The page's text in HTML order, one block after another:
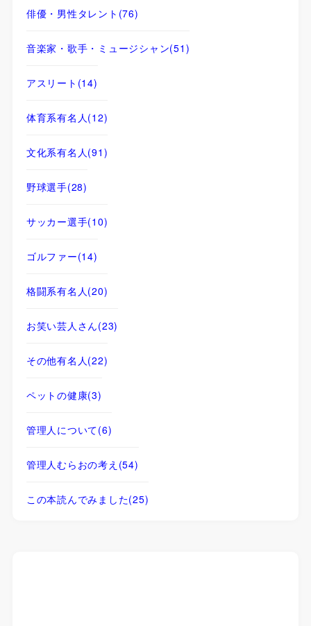
俳優・男性タレント (76)
音楽家・歌手・ミュージシャン(51)
アスリート (14)
体育系有名人 (12)
文化系有名人 (91)
野球選手(28)
サッカー選手(10)
ゴルファー(14)
格闘系有名人 (20)
お笑い芸人さん(23)
その他有名人 (22)
ペットの健康(3)
管理人について(6)
管理人むらおの考え (54)
この本読んでみました(25)